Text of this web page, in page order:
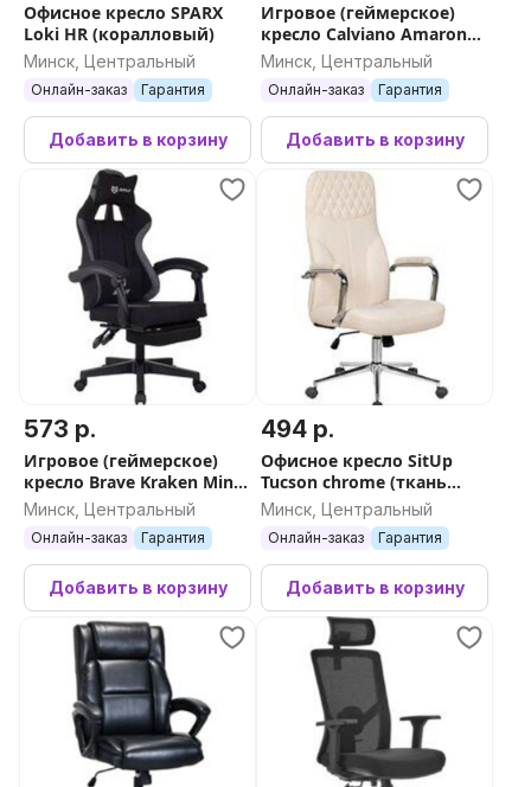
Офисное кресло SPARX
Loki HR (коралловый)
Минск, Центральный
Онлайн-заказ Гарантия
Добавить в корзину
Игровое (геймерское)
кресло Calviano Amarone
(black-grey plush)
Минск, Центральный
Онлайн-заказ Гарантия
Добавить в корзину
573 р.
Игровое (геймерское)
кресло Brave Kraken Mini
(черный)
Минск, Центральный
Онлайн-заказ Гарантия
Добавить в корзину
494 р.
Офисное кресло SitUp
Tucson chrome (ткань
Beige/Beige)
Минск, Центральный
Онлайн-заказ Гарантия
Добавить в корзину